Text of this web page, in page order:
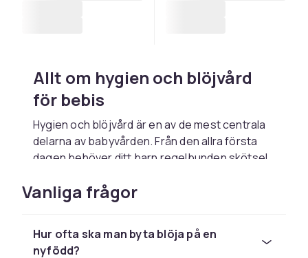
Allt om hygien och blöjvård
för bebis
Hygien och blöjvård är en av de mest centrala
delarna av babyvården. Från den allra första
dagen behöver ditt barn regelbunden skötsel
Med rätt produkter och rutiner gör du
skötselstunden enkel och skön för er båda.
Blöjor och byxskydd
Vanliga frågor
Hur ofta ska man byta blöja på en
nyfödd?